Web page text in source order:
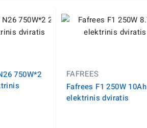
750W*2
FAFREES
Fafrees F1 250W 10Ah
elektrinis dviratis